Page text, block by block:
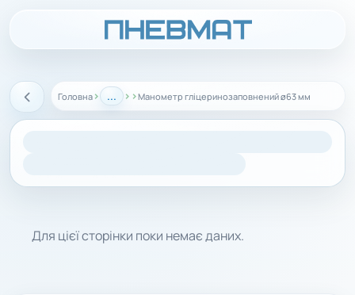
Назад Головна › ... › ›Манометр гліцеринозаповнений ø63 мм
Для цієї сторінки поки немає даних.